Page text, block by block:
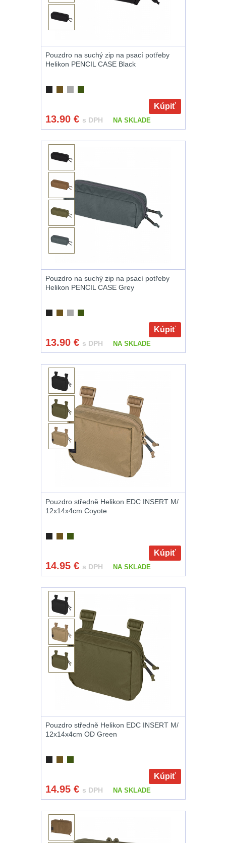
Čepice, kukly,
Nášivky74
Ostatní50
LIKVIDÁCIA
SKLADU(78)
Horolezectvo
Karabíny1
Laná2
Magnézium
Príslušenstvo1
Oblečenie na
Pánske oblečenie
Dámske oblečenie
na turistiku50
Termoprádlo16
Pouzdro na suchý zip na psací potřeby
Helikon PENCIL CASE Black
Kúpiť
13.90 € s DPH NA SKLADE
Pouzdro na suchý zip na psací potřeby
Helikon PENCIL CASE Grey
Kúpiť
13.90 € s DPH NA SKLADE
Pouzdro středně Helikon EDC INSERT M/
12x14x4cm Coyote
Kúpiť
14.95 € s DPH NA SKLADE
Pouzdro středně Helikon EDC INSERT M/
12x14x4cm OD Green
Kúpiť
14.95 € s DPH NA SKLADE